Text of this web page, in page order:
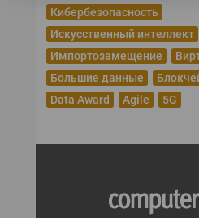
Кибербезопасность
Искусственный интеллект
Импортозамещение
Большие данные
Data Award
Agile 5G